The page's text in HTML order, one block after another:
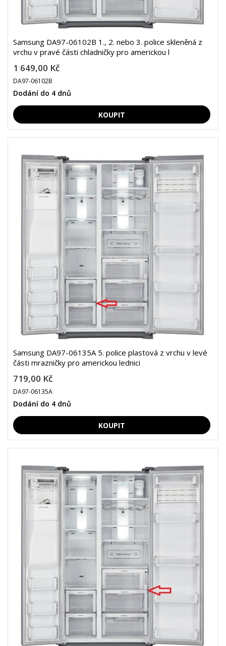
Samsung DA97-06102B 1., 2. nebo 3. police skleněná z
vrchu v pravé části chladničky pro americkou l
1 649,00 Kč
DA97-06102B
Dodání do 4 dnů
Samsung DA97-06135A 5. police plastová z vrchu v levé
části mrazničky pro americkou lednici
719,00 Kč
DA97-06135A
Dodání do 4 dnů